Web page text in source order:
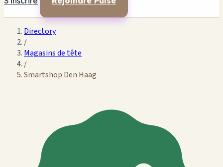
Directory
/
Magasins de tête
/
Smartshop Den Haag